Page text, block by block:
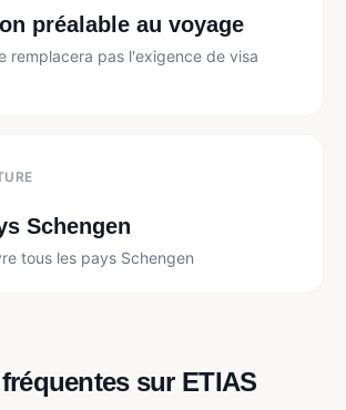
préalable au voyage
remplacera pas l'exigence de visa
Schengen
tous les pays Schengen
sur ETIAS